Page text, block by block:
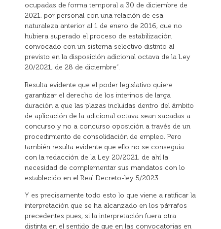
ocupadas de forma temporal a 30 de diciembre de
2021, por personal con una relación de esa
naturaleza anterior al 1 de enero de 2016, que no
hubiera superado el proceso de estabilización
convocado con un sistema selectivo distinto al
previsto en la disposición adicional octava de la Ley
20/2021, de 28 de diciembre”.
Resulta evidente que el poder legislativo quiere
garantizar el derecho de los interinos de larga
duración a que las plazas incluidas dentro del ámbito
de aplicación de la adicional octava sean sacadas a
concurso y no a concurso oposición a través de un
procedimiento de consolidación de empleo. Pero
también resulta evidente que ello no se conseguía
con la redacción de la Ley 20/2021, de ahí la
necesidad de complementar sus mandatos con lo
establecido en el Real Decreto-ley 5/2023.
Y es precisamente todo esto lo que viene a ratificar la
interpretación que se ha alcanzado en los párrafos
precedentes pues, si la interpretación fuera otra
distinta en el sentido de que en las convocatorias en